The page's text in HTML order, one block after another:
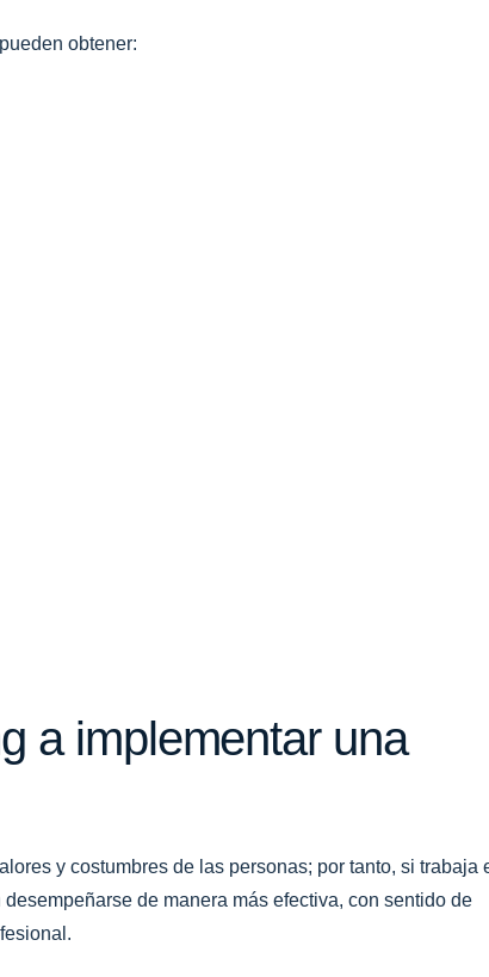
obtener:
a implementar una
y costumbres de las personas; por tanto, si trabaja
de manera más efectiva, con sentido de